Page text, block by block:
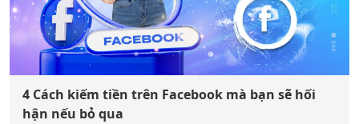
4 Cách kiếm tiền trên Facebook mà bạn sẽ hối
hận nếu bỏ qua